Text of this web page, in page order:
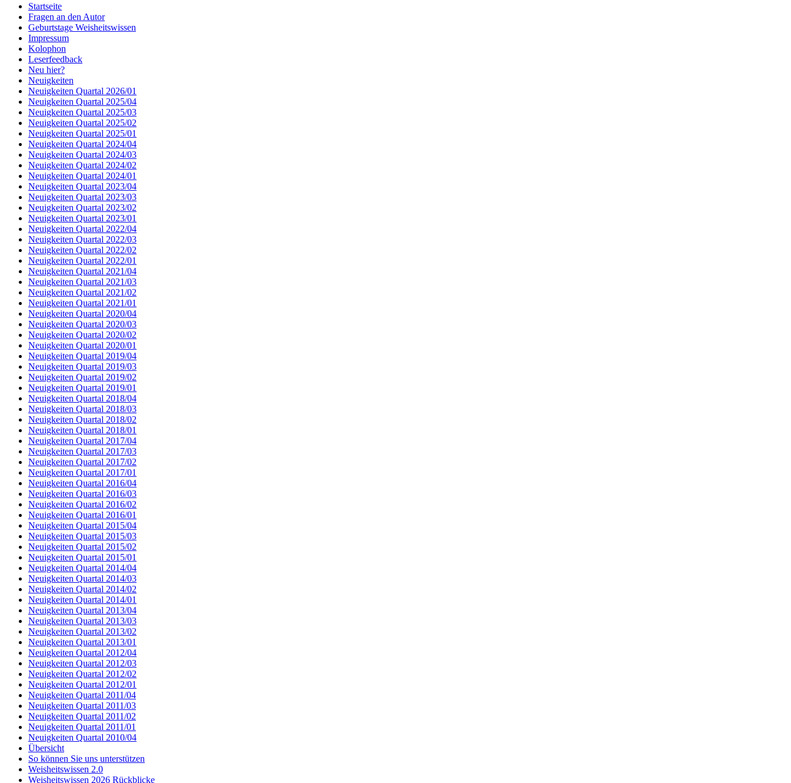
Startseite
Fragen an den Autor
Geburtstage Weisheitswissen
Impressum
Kolophon
Leserfeedback
Neu hier?
Neuigkeiten
Neuigkeiten Quartal 2026/01
Neuigkeiten Quartal 2025/04
Neuigkeiten Quartal 2025/03
Neuigkeiten Quartal 2025/02
Neuigkeiten Quartal 2025/01
Neuigkeiten Quartal 2024/04
Neuigkeiten Quartal 2024/03
Neuigkeiten Quartal 2024/02
Neuigkeiten Quartal 2024/01
Neuigkeiten Quartal 2023/04
Neuigkeiten Quartal 2023/03
Neuigkeiten Quartal 2023/02
Neuigkeiten Quartal 2023/01
Neuigkeiten Quartal 2022/04
Neuigkeiten Quartal 2022/03
Neuigkeiten Quartal 2022/02
Neuigkeiten Quartal 2022/01
Neuigkeiten Quartal 2021/04
Neuigkeiten Quartal 2021/03
Neuigkeiten Quartal 2021/02
Neuigkeiten Quartal 2021/01
Neuigkeiten Quartal 2020/04
Neuigkeiten Quartal 2020/03
Neuigkeiten Quartal 2020/02
Neuigkeiten Quartal 2020/01
Neuigkeiten Quartal 2019/04
Neuigkeiten Quartal 2019/03
Neuigkeiten Quartal 2019/02
Neuigkeiten Quartal 2019/01
Neuigkeiten Quartal 2018/04
Neuigkeiten Quartal 2018/03
Neuigkeiten Quartal 2018/02
Neuigkeiten Quartal 2018/01
Neuigkeiten Quartal 2017/04
Neuigkeiten Quartal 2017/03
Neuigkeiten Quartal 2017/02
Neuigkeiten Quartal 2017/01
Neuigkeiten Quartal 2016/04
Neuigkeiten Quartal 2016/03
Neuigkeiten Quartal 2016/02
Neuigkeiten Quartal 2016/01
Neuigkeiten Quartal 2015/04
Neuigkeiten Quartal 2015/03
Neuigkeiten Quartal 2015/02
Neuigkeiten Quartal 2015/01
Neuigkeiten Quartal 2014/04
Neuigkeiten Quartal 2014/03
Neuigkeiten Quartal 2014/02
Neuigkeiten Quartal 2014/01
Neuigkeiten Quartal 2013/04
Neuigkeiten Quartal 2013/03
Neuigkeiten Quartal 2013/02
Neuigkeiten Quartal 2013/01
Neuigkeiten Quartal 2012/04
Neuigkeiten Quartal 2012/03
Neuigkeiten Quartal 2012/02
Neuigkeiten Quartal 2012/01
Neuigkeiten Quartal 2011/04
Neuigkeiten Quartal 2011/03
Neuigkeiten Quartal 2011/02
Neuigkeiten Quartal 2011/01
Neuigkeiten Quartal 2010/04
Übersicht
So können Sie uns unterstützen
Weisheitswissen 2.0
Weisheitswissen 2026 Rückblicke